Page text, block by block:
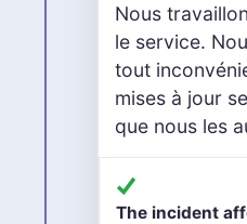
Nous
le service.
tout
mises à jour
que nous les
The incident